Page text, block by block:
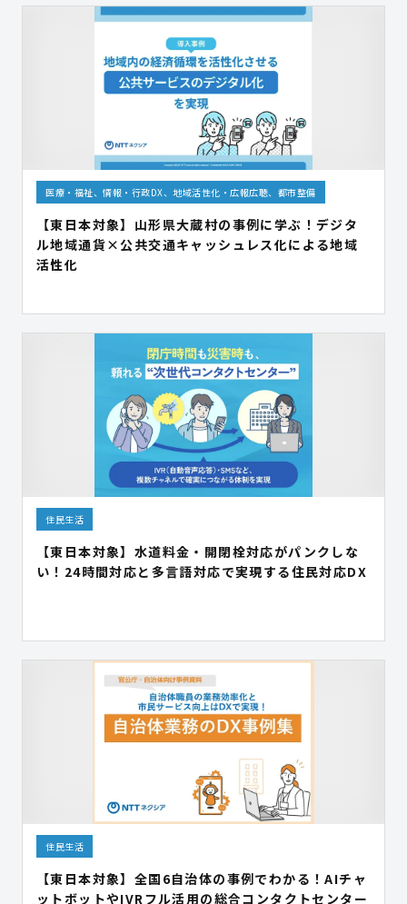
医療・福祉、情報・行政DX、地域活性化・広報広聴、都市整備
【東日本対象】山形県大蔵村の事例に学ぶ！デジタ
ル地域通貨×公共交通キャッシュレス化による地域
活性化
住民生活
【東日本対象】水道料金・開閉栓対応がパンクしな
い！24時間対応と多言語対応で実現する住民対応DX
住民生活
【東日本対象】全国6自治体の事例でわかる！AIチャ
ットボットやIVRフル活用の総合コンタクトセンター